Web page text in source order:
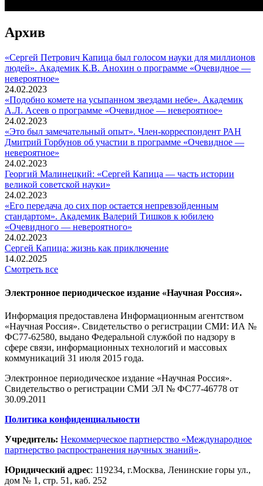
Архив
«Сергей Петрович Капица был голосом науки для миллионов
людей». Академик К.В. Анохин о программе «Очевидное —
невероятное»
24.02.2023
«Подобно комете на усыпанном звездами небе». Академик
А.Л. Асеев о программе «Очевидное — невероятное»
24.02.2023
«Это был замечательный опыт». Член-корреспондент РАН
Дмитрий Горбунов об участии в программе «Очевидное —
невероятное»
24.02.2023
Георгий Малинецкий: «Сергей Капица — часть истории
великой советской науки»
24.02.2023
«Его передача до сих пор остается непревзойденным
стандартом». Академик Валерий Тишков к юбилею
«Очевидного — невероятного»
24.02.2023
Сергей Капица: жизнь как приключение
14.02.2025
Смотреть все
Электронное периодическое издание «Научная Россия».
Информация предоставлена Информационным агентством
«Научная Россия». Свидетельство о регистрации СМИ: ИА №
ФС77-62580, выдано Федеральной службой по надзору в
сфере связи, информационных технологий и массовых
коммуникаций 31 июля 2015 года.
Электронное периодическое издание «Научная Россия».
Свидетельство о регистрации СМИ ЭЛ № ФС77-46778 от
30.09.2011
Политика конфиденциальности
Учредитель: Некоммерческое партнерство «Международное
партнерство распространения научных знаний».
Юридический адрес: 119234, г.Москва, Ленинские горы ул.,
дом № 1, стр. 51 , каб. 252